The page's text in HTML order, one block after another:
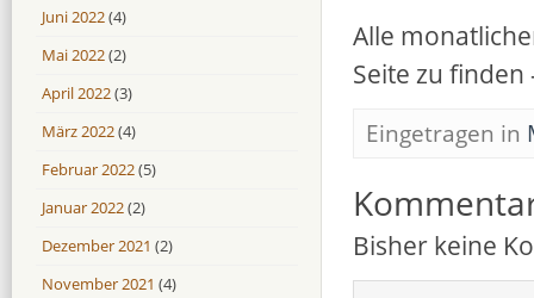
Alle
Seite zu finden
Eingetragen in
Bisher keine
Juni 2022(4)
Mai 2022(2)
April 2022(3)
März 2022(4)
Februar 2022(5)
Januar 2022(2)
Dezember 2021 (2)
November 2021 (4)